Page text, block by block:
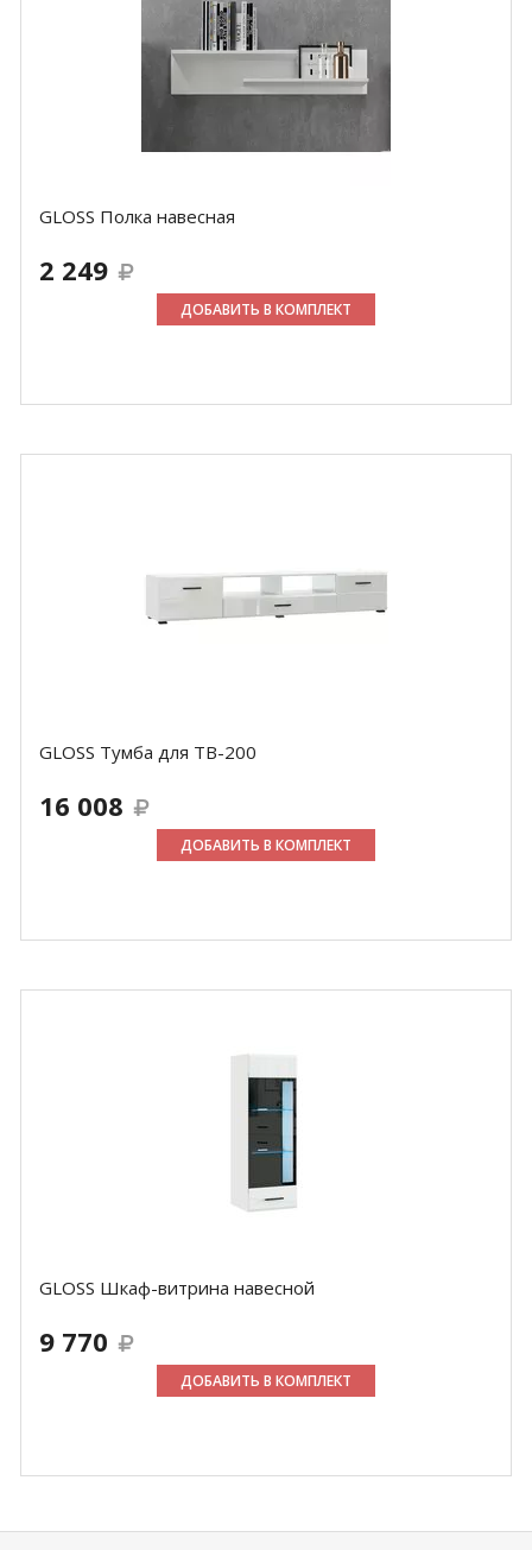
GLOSS Полка навесная
2 249
ДОБАВИТЬ В КОМПЛЕКТ
GLOSS Тумба для ТВ-200
16 008
ДОБАВИТЬ В КОМПЛЕКТ
GLOSS Шкаф-витрина навесной
9 770
ДОБАВИТЬ В КОМПЛЕКТ